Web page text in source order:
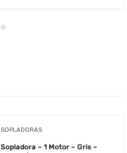
SOPLADORAS
Sopladora – 1 Motor – Gris –